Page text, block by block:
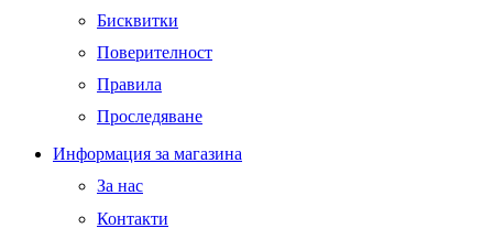
Бисквитки
Поверителност
Правила
Проследяване
Информация за магазина
За нас
Контакти